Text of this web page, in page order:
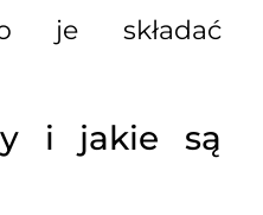
je składać
i jakie są